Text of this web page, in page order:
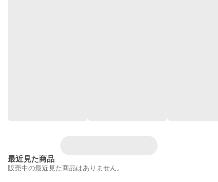
最近見た商品
販売中の最近見た商品はありません。